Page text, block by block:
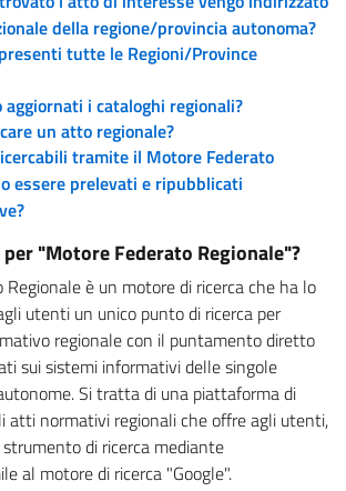
della regione/provincia autonoma?
tutte le Regioni/Province
i cataloghi regionali?
un atto regionale?
tramite il Motore Federato
essere prelevati e ripubblicati
"Motore Federato Regionale"?
è un motore di ricerca che ha lo
utenti un unico punto di ricerca per
regionale con il puntamento diretto
sui sistemi informativi delle singole
Si tratta di una piattaforma di
atti normativi regionali che offre agli utenti,
di ricerca mediante
al motore di ricerca "Google".